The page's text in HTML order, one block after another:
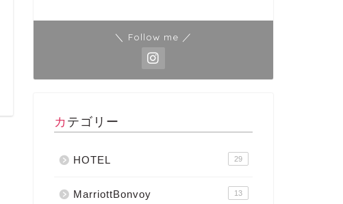
＼ Follow me ／
カテゴリー
HOTEL 29
MarriottBonvoy 13